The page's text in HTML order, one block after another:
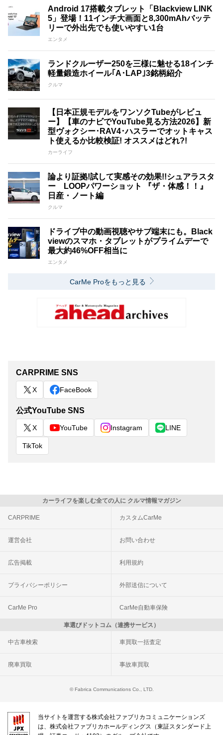
Android 17搭載タブレット「Blackview LINK
5」登場！11インチ大画面と8,300mAhバッテ
リーで外出先でも使いやすい1台
エンタメ
ランドクルーザー250を三様に魅せる18インチ
軽量鍛造ホイール｢A･LAP｣3銘柄紹介
クルマ
【日本正規モデルをワンソクTubeがレビュ
ー】【車のナビでYouTube見る方法2026】新
型ヴォクシー･RAV4･ハスラーでオットキャス
ト使えるか比較検証! オススメはどれ?!
カーライフ
論より証拠!試して実感その効果!!シュアラスタ
ー LOOPパワーショット 『ザ・体感！！』
日産・ノート編
クルマ
ドライブ中の動画視聴やサブ端末にも。Black
viewのスマホ・タブレットがプライムデーで
最大約46%OFF相当に
エンタメ
CarMe Proをもっと見る
CARPRIME SNS
X FaceBook
公式YouTube SNS
X YouTube Instagram LINE
TikTok
カーライフを楽しむ全ての人に クルマ情報マガジン
CARPRIME カスタムCarMe
運営会社 お問い合わせ
広告掲載 利用規約
プライバシーポリシー 外部送信について
CarMe Pro CarMe自動車保険
車選びドットコム（連携サービス）
中古車検索 車買取一括査定
廃車買取 事故車買取
© Fabrica Communications Co., LTD.
当サイトを運営する株式会社ファブリカコミュニケーションズ
は、株式会社ファブリカホールディングス（東証スタンダード上